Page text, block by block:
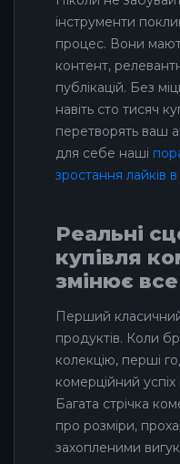
інструменти
процес. Вони
контент,
публікацій. Без
навіть сто тисяч
перетворять ваш
для себе наші
зростання лайків
Реальні
купівля
змінює все
Перший
продуктів. Коли
колекцію, перші
комерційний
Багата стрічка
про розміри,
захопленими